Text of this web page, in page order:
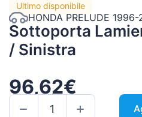
Ultimo disponibile
HONDA PRELUDE 1996-
Sottoporta
/ Sinistra
96,62€